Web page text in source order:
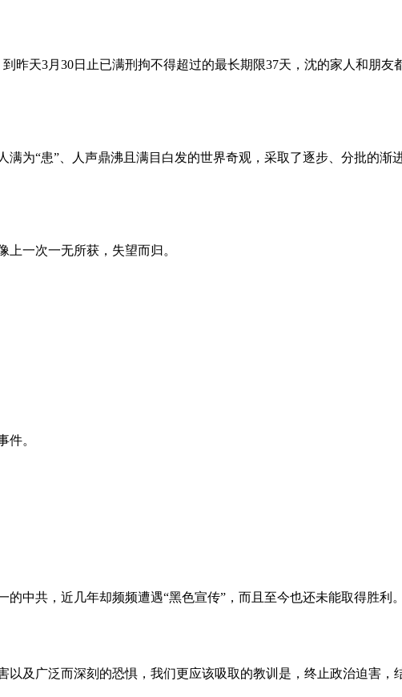
昨天3月30日止已满刑拘不得超过的最长期限37天，沈的家人和朋
为“患”、人声鼎沸且满目白发的世界奇观，采取了逐步、分批的
一次一无所获，失望而归。
件。
中共，近几年却频频遭遇“黑色宣传”，而且至今也还未能取得胜利。
及广泛而深刻的恐惧，我们更应该吸取的教训是，终止政治迫害，